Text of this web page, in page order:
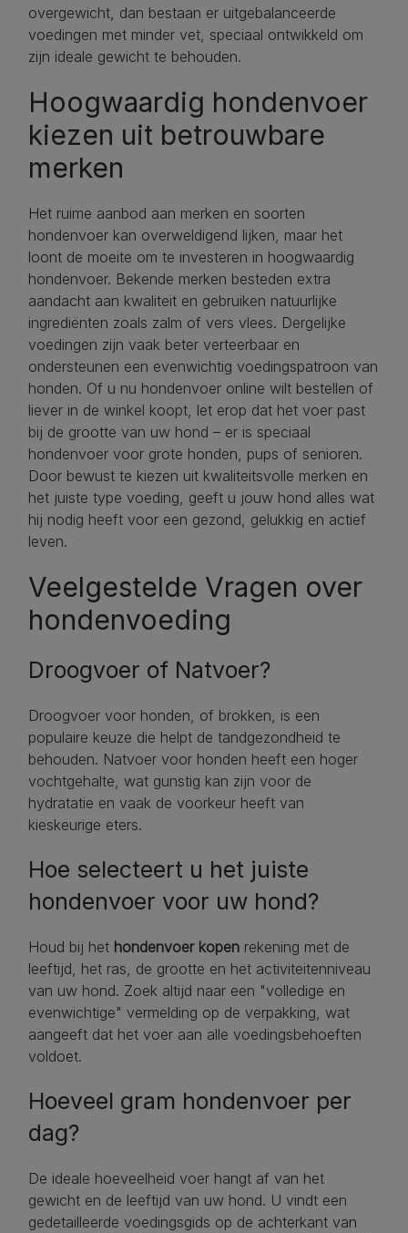
overgewicht, dan bestaan er uitgebalanceerde
voedingen met minder vet, speciaal ontwikkeld om
zijn ideale gewicht te behouden.
Hoogwaardig hondenvoer
kiezen uit betrouwbare
merken
Het ruime aanbod aan merken en soorten
hondenvoer kan overweldigend lijken, maar het
loont de moeite om te investeren in hoogwaardig
hondenvoer. Bekende merken besteden extra
aandacht aan kwaliteit en gebruiken natuurlijke
ingrediënten zoals zalm of vers vlees. Dergelijke
voedingen zijn vaak beter verteerbaar en
ondersteunen een evenwichtig voedingspatroon van
honden. Of u nu hondenvoer online wilt bestellen of
liever in de winkel koopt, let erop dat het voer past
bij de grootte van uw hond – er is speciaal
hondenvoer voor grote honden, pups of senioren.
Door bewust te kiezen uit kwaliteitsvolle merken en
het juiste type voeding, geeft u jouw hond alles wat
hij nodig heeft voor een gezond, gelukkig en actief
leven.
Veelgestelde Vragen over
hondenvoeding
Droogvoer of Natvoer?
Droogvoer voor honden, of brokken, is een
populaire keuze die helpt de tandgezondheid te
behouden. Natvoer voor honden heeft een hoger
vochtgehalte, wat gunstig kan zijn voor de
hydratatie en vaak de voorkeur heeft van
kieskeurige eters.
Hoe selecteert u het juiste
hondenvoer voor uw hond?
Houd bij het hondenvoer kopen rekening met de
leeftijd, het ras, de grootte en het activiteitenniveau
van uw hond. Zoek altijd naar een "volledige en
evenwichtige" vermelding op de verpakking, wat
aangeeft dat het voer aan alle voedingsbehoeften
voldoet.
Hoeveel gram hondenvoer per
dag?
De ideale hoeveelheid voer hangt af van het
gewicht en de leeftijd van uw hond. U vindt een
gedetailleerde voedingsgids op de achterkant van